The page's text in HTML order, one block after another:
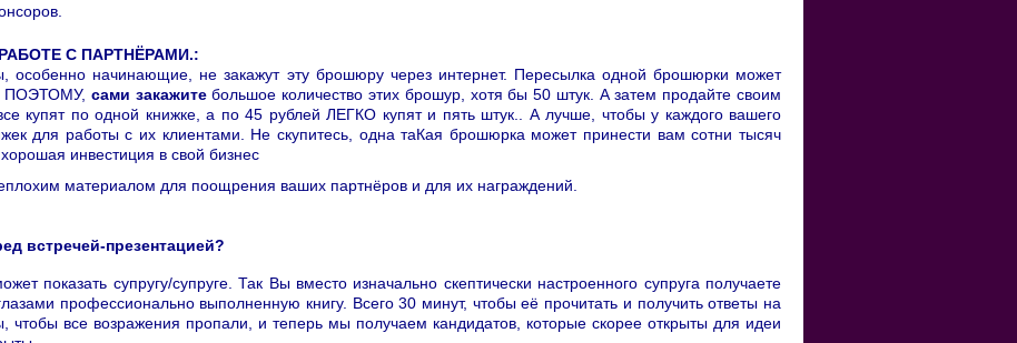
РАБОТЕ С ПАРТНЁРАМИ.:
особенно начинающие, не закажут эту брошюру через интернет. Пересылка одной брошюрки может
ПОЭТОМУ, сами закажитебольшое количество этих брошур, хотя бы 50 штук. А затем продайте своим
купят по одной книжке, а по 45 рублей ЛЕГКО купят и пять штук.. А лучше, чтобы у каждого вашего
для работы с их клиентами. Не скупитесь, одна таКая брошюрка может принести вам сотни тысяч
инвестиция в свой бизнес
материалом для поощрения ваших партнёров и для их награждений.
встречей-презентацией?
показать супругу/супруге. Так Вы вместо изначально скептически настроенного супруга получаете
профессионально выполненную книгу. Всего 30 минут, чтобы её прочитать и получить ответы на
чтобы все возражения пропали, и теперь мы получаем кандидатов, которые скорее открыты для идеи